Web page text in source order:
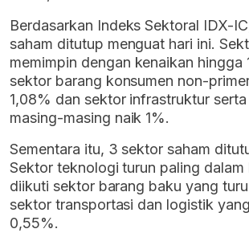
Berdasarkan Indeks Sektoral IDX-
saham ditutup menguat hari ini.
memimpin dengan kenaikan
sektor barang konsumen non-
1,08% dan sektor infrastruktur
masing-masing naik 1%.
Sementara itu, 3 sektor saham
Sektor teknologi turun paling dalam
diikuti sektor barang baku yang
sektor transportasi dan logistik
0,55%.